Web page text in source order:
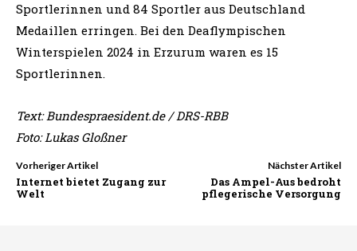
Sportlerinnen und 84 Sportler aus Deutschland
Medaillen erringen. Bei den Deaflympischen
Winterspielen 2024 in Erzurum waren es 15
Sportlerinnen.
Text: Bundespraesident.de / DRS-RBB
Foto: Lukas Gloßner
Vorheriger Artikel
Internet bietet Zugang zur
Welt
Nächster Artikel
Das Ampel-Aus bedroht
pflegerische Versorgung